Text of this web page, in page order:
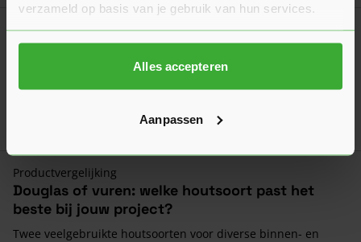
verzameld op basis van je gebruik van hun services.
Alles accepteren
Aanpassen
Duurzaamheid
De duurzaamheidsklasse van hout
Wat wordt er bedoeld met de duurzaamheidsklasse en welke
klasse moet je kiezen voor jouw project?
Productvergelijking
Douglas of vuren: welke houtsoort past het
beste bij jouw project?
Twee veelgebruikte houtsoorten voor diverse binnen- en